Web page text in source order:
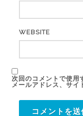
WEBSITE
次回のコメントで使用
メールアドレス、サイ